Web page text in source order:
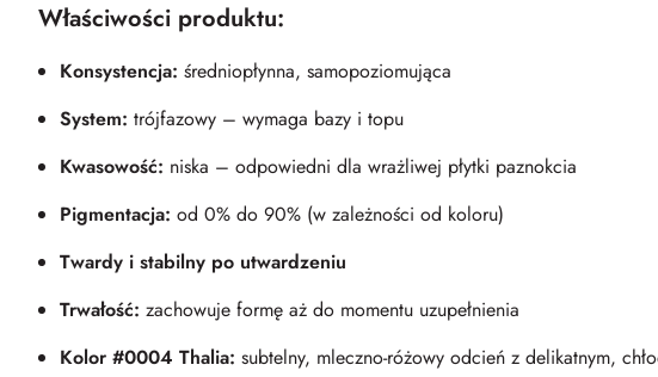
Właściwości produktu:
Konsystencja: średniopłynna, samopoziomująca
System: trójfazowy – wymaga bazy i topu
Kwasowość: niska – odpowiedni dla wrażliwej płytki paznokcia
Pigmentacja: od 0% do 90% (w zależności od koloru)
Twardy i stabilny po utwardzeniu
Trwałość: zachowuje formę aż do momentu uzupełnienia
Kolor #0004 Thalia: subtelny, mleczno-różowy odcień z delikatnym,